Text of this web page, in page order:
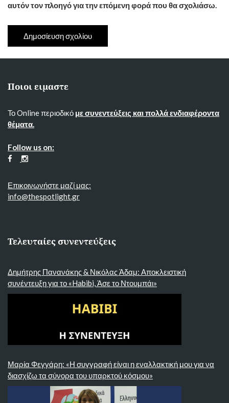
αυτόν τον πλοηγό για την επόμενη φορά που θα σχολιάσω.
Ποιοι ειμαστε
Το Online περιοδικό με συνεντεύξεις και πολλά ενδιαφέροντα
θέματα.
Follow us on:
Επικοινωνήστε μαζί μας:
info@thespotlight.gr
Τελευταίες συνεντεύξεις
Δημήτρης Πανανάκης & Νικόλας Άδαμ: Αποκλειστική
συνέντευξη για το «Habibi, Άσε το Ντουμπάι»
Μαρία Φεγγάρη: «Η συγγραφή είναι η εναλλακτική μου για να
διασχίζω τα σύνορα του υπαρκτού κόσμου»